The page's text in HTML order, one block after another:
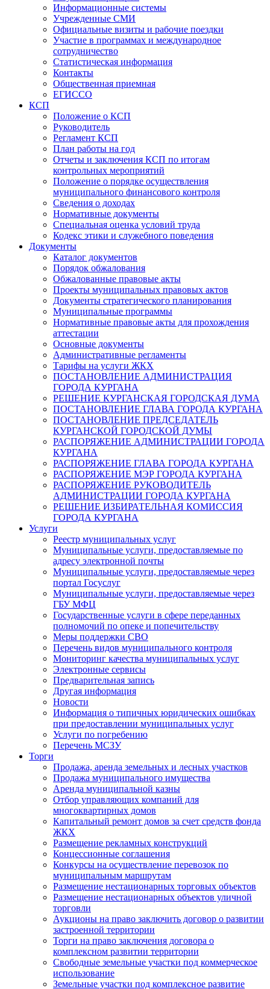
Информационные системы
Учрежденные СМИ
Официальные визиты и рабочие поездки
Участие в программах и международное
сотрудничество
Статистическая информация
Контакты
Общественная приемная
ЕГИССО
КСП
Положение о КСП
Руководитель
Регламент КСП
План работы на год
Отчеты и заключения КСП по итогам
контрольных мероприятий
Положение о порядке осуществления
муниципального финансового контроля
Сведения о доходах
Нормативные документы
Специальная оценка условий труда
Кодекс этики и служебного поведения
Документы
Каталог документов
Порядок обжалования
Обжалованные правовые акты
Проекты муниципальных правовых актов
Документы стратегического планирования
Муниципальные программы
Нормативные правовые акты для прохождения
аттестации
Основные документы
Административные регламенты
Тарифы на услуги ЖКХ
ПОСТАНОВЛЕНИЕ АДМИНИСТРАЦИЯ
ГОРОДА КУРГАНА
РЕШЕНИЕ КУРГАНСКАЯ ГОРОДСКАЯ ДУМА
ПОСТАНОВЛЕНИЕ ГЛАВА ГОРОДА КУРГАНА
ПОСТАНОВЛЕНИЕ ПРЕДСЕДАТЕЛЬ
КУРГАНСКОЙ ГОРОДСКОЙ ДУМЫ
РАСПОРЯЖЕНИЕ АДМИНИСТРАЦИИ ГОРОДА
КУРГАНА
РАСПОРЯЖЕНИЕ ГЛАВА ГОРОДА КУРГАНА
РАСПОРЯЖЕНИЕ МЭР ГОРОДА КУРГАНА
РАСПОРЯЖЕНИЕ РУКОВОДИТЕЛЬ
АДМИНИСТРАЦИИ ГОРОДА КУРГАНА
РЕШЕНИЕ ИЗБИРАТЕЛЬНАЯ КОМИССИЯ
ГОРОДА КУРГАНА
Услуги
Реестр муниципальных услуг
Муниципальные услуги, предоставляемые по
адресу электронной почты
Муниципальные услуги, предоставляемые через
портал Госуслуг
Муниципальные услуги, предоставляемые через
ГБУ МФЦ
Государственные услуги в сфере переданных
полномочий по опеке и попечительству
Меры поддержки СВО
Перечень видов муниципального контроля
Мониторинг качества муниципальных услуг
Электронные сервисы
Предварительная запись
Другая информация
Новости
Информация о типичных юридических ошибках
при предоставлении муниципальных услуг
Услуги по погребению
Перечень МСЗУ
Торги
Продажа, аренда земельных и лесных участков
Продажа муниципального имущества
Аренда муниципальной казны
Отбор управляющих компаний для
многоквартирных домов
Капитальный ремонт домов за счет средств фонда
ЖКХ
Размещение рекламных конструкций
Концессионные соглашения
Конкурсы на осуществление перевозок по
муниципальным маршрутам
Размещение нестационарных торговых объектов
Размещение нестационарных объектов уличной
торговли
Аукционы на право заключить договор о развитии
застроенной территории
Торги на право заключения договора о
комплексном развитии территории
Свободные земельные участки под коммерческое
использование
Земельные участки под комплексное развитие